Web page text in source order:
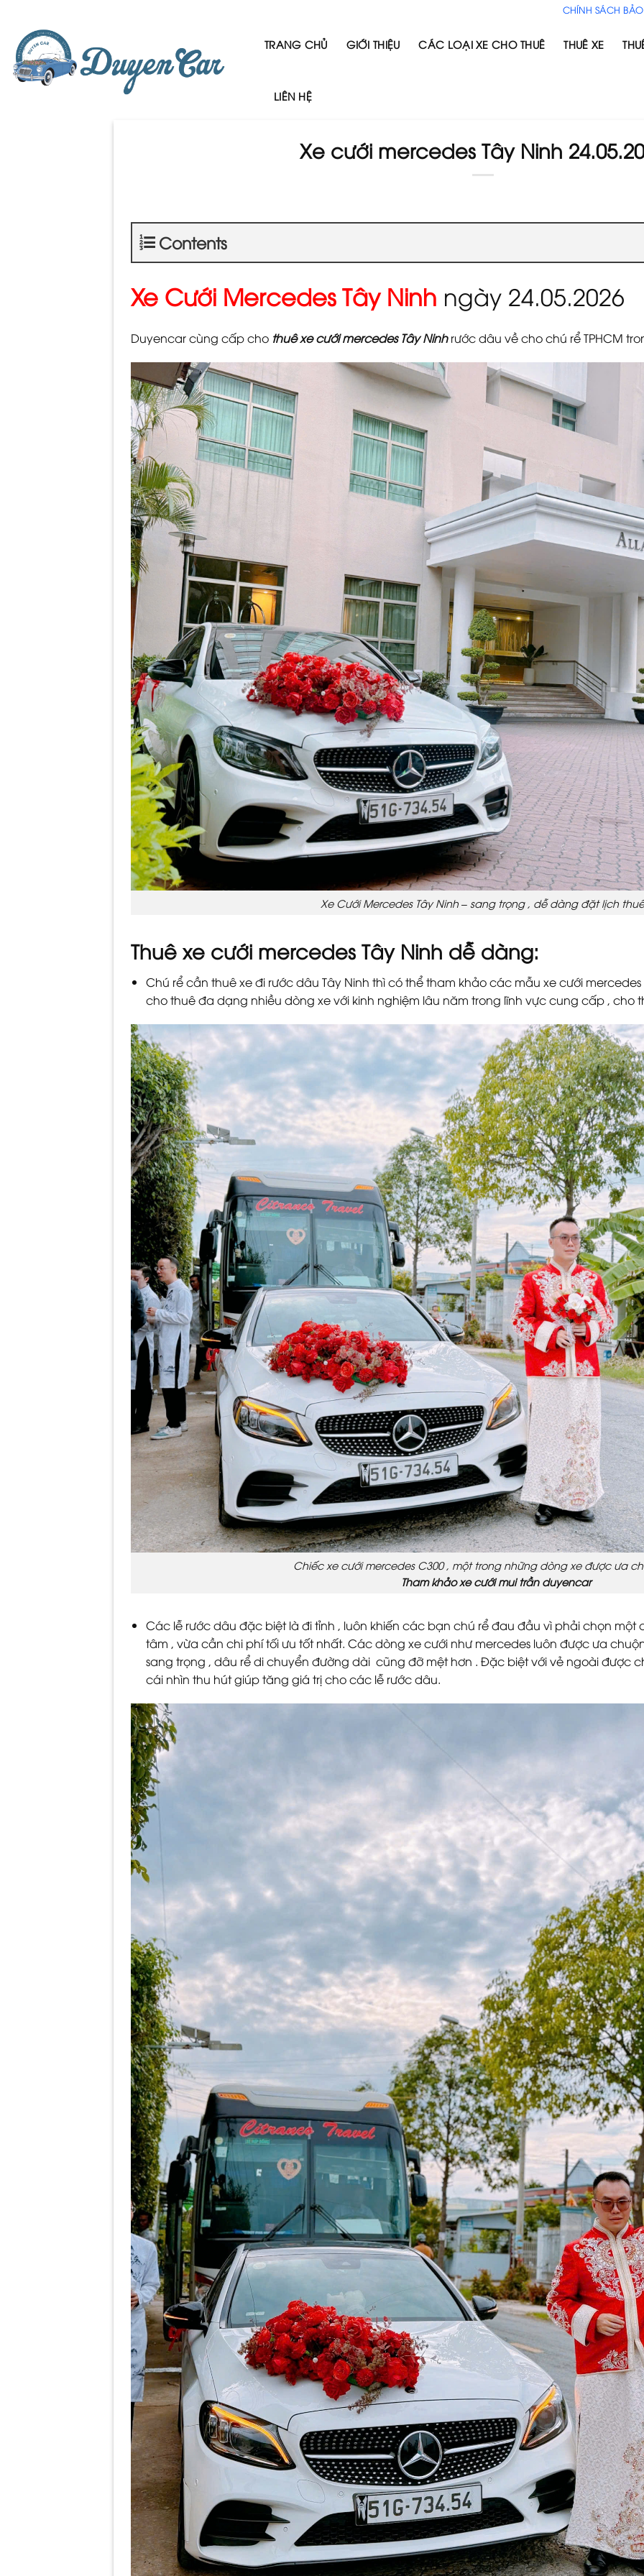
content
CHÍNH SÁCH
TRANG CHỦ GIỚI THIỆU CÁC LOẠI XE CHO THUÊ THUÊ XE
LIÊN HỆ
Xe cưới mercedes Tây Ninh
Contents
Xe Cưới Mercedes Tây Ninh ngày 24.05.2026
Duyencar cùng cấp cho thuê xe cưới mercedes Tây Ninhrước dâu về cho chú rể TPHCM
Xe Cưới Mercedes Tây Ninh – sang trọng , dễ dàng đặt lịch
Thuê xe cưới mercedes Tây Ninh dễ dàng:
Chú rể cần thuê xe đi rước dâu Tây Ninh thì có thể tham khảo các mẫu xe cưới
cho thuê đa dạng nhiều dòng xe với kinh nghiệm lâu năm trong lĩnh vực cung cấp , cho
Chiếc xe cưới mercedes C300 , một trong những dòng xe được ưa
Tham khảo xe cưới mui trần duyencar
Các lễ rước dâu đặc biệt là đi tỉnh , luôn khiến các bạn chú rể đau đầu vì phải chọn một
tâm , vừa cần chi phí tối ưu tốt nhất. Các dòng xe cưới như mercedes luôn được ưa
sang trọng , dâu rể di chuyển đường dài cũng đỡ mệt hơn . Đặc biệt với vẻ ngoài được
cái nhìn thu hút giúp tăng giá trị cho các lễ rước dâu.